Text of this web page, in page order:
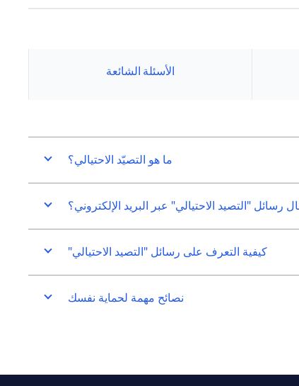
الأسئلة الشائعة
ما هو التصيّد الاحتيالي؟
رسائل "التصيد الاحتيالي" عبر البريد الإلكتروني؟
كيفية التعرف على رسائل "التصيد الاحتيالي"
نصائح مهمة لحماية نفسك